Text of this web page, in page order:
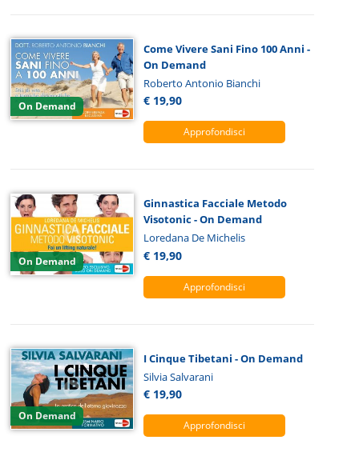
On Demand
Come Vivere Sani Fino 100 Anni -
On Demand
Roberto Antonio Bianchi
€ 19,90
Approfondisci
On Demand
Ginnastica Facciale Metodo
Visotonic - On Demand
Loredana De Michelis
€ 19,90
Approfondisci
On Demand
I Cinque Tibetani - On Demand
Silvia Salvarani
€ 19,90
Approfondisci